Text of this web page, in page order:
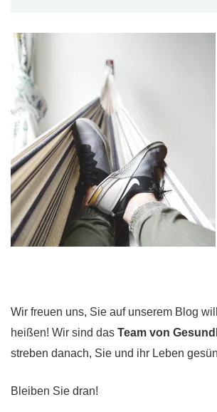
Wir freuen uns, Sie auf unserem Blog
heißen! Wir sind das Team von
streben danach, Sie und ihr Leben
Bleiben Sie dran!